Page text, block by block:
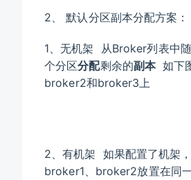
2、 默认分区副本分配方案：
1、无机架 从Broker列表中
个分区分配剩余的副本如下
broker2和broker3上
2、有机架 如果配置了机架
broker1、broker2放置在同